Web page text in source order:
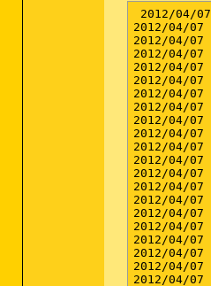
2012/04/07 14:31:46 +0200
2012/04/07 14:31:51 +0200	CYNTHIA-
2012/04/07 14:31:54 +0200	CYNTHIA-
2012/04/07 14:31:54 +0200
2012/04/07 14:31:56 +0200	CYNTHIA-
2012/04/07 14:32:08 +0200	CYNTHIA-VAIO	Cynthia	MESSAGE
2012/04/07 14:32:08 +0200
2012/04/07 14:32:08 +0200
2012/04/07 14:34:12 +0200
2012/04/07 14:34:16 +0200	CYNTHIA-
2012/04/07 14:34:16 +0200
2012/04/07 14:34:18 +0200	CYNTHIA-
2012/04/07 14:49:53 +0200	CYNTHIA-VAIO	Cynthia
2012/04/07 14:49:53 +0200	CYNTHIA-VAIO	Cynthia
2012/04/07 14:50:01 +0200
2012/04/07 14:50:01 +0200	CYNTHIA-VAIO	Cynthia
2012/04/07 14:50:01 +0200	CYNTHIA-VAIO	Cynthia
2012/04/07 14:52:07 +0200
2012/04/07 17:41:08 +0200
2012/04/07 17:41:11 +0200	CYNTHIA-
2012/04/07 17:41:14 +0200